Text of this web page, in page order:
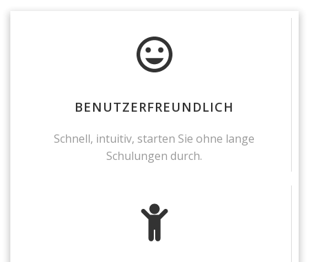
BENUTZERFREUNDLICH
Schnell, intuitiv, starten Sie ohne lange
Schulungen durch.